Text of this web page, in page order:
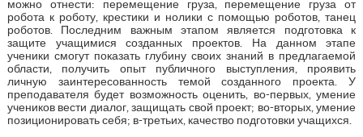
можно отнести: перемещение груза, перемещение груза от
робота к роботу, крестики и нолики с помощью роботов, танец
роботов. Последним важным этапом является подготовка к
защите учащимися созданных проектов. На данном этапе
ученики смогут показать глубину своих знаний в предлагаемой
области, получить опыт публичного выступления, проявить
личную заинтересованность темой созданного проекта. У
преподавателя будет возможность оценить, во-первых, умение
учеников вести диалог, защищать свой проект; во-вторых, умение
позиционировать себя; в-третьих, качество подготовки учащихся.